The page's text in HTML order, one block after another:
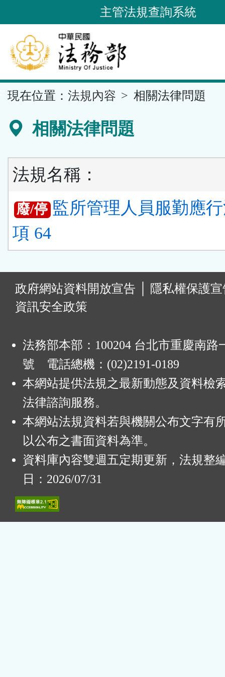
到
要
內
容
區
主管法規查詢系統
現在位置： 法規內容 相關法律問題
相關法律問題
法規名稱：
廢/停 監所管理人員服勤應
項 64
政府網站資料開放宣告
隱私權保護
資訊安全政策
法務部本部：100204 台北市重慶南路
號 電話總機：(02)2191-0189
本網站提供法規之最新動態及資料檢
法律諮詢服務。
本網站法規資料若與機關公布文字有
以公布之書面資料為準。
資料庫內容雙週五定期更新，法規整
日：2026/07/31